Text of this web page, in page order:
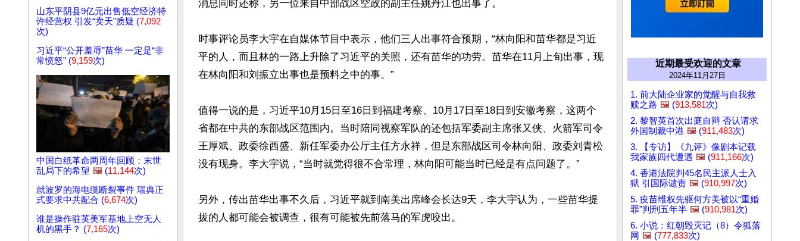
山东平阴县9亿元出售低空经济特
许经营权 引发“卖天”质疑 (7,092
次)
习近平“公开羞辱”苗华 一定是“非
常愤怒” (9,159次)
中国白纸革命两周年回顾：末世
乱局下的希望 🖼️ (11,144次)
就波罗的海电缆断裂事件 瑞典正
式要求中共配合 (6,674次)
谁是操作驻英美军基地上空无人
机的黑手？ (7,165次)
消息同时还称，另一位来自中部战区空政的副主任姚丹江也出事了。
时事评论员李大宇在自媒体节目中表示，他们三人出事符合预期，“林向阳和苗华都是习近
平的人，而且林的一路上升除了习近平的关照，还有苗华的功劳。苗华在11月上旬出事，现
在林向阳和刘振立出事也是预料之中的事。”
值得一说的是，习近平10月15日至16日到福建考察、10月17日至18日到安徽考察，这两个
省都在中共的东部战区范围内。当时陪同视察军队的还包括军委副主席张又侠、火箭军司令
王厚斌、政委徐西盛、新任军委办公厅主任方永祥，但是东部战区司令林向阳、政委刘青松
没有现身。李大宇说，“当时就觉得很不合常理，林向阳可能当时已经是有点问题了。”
另外，传出苗华出事不久后，习近平就到南美出席峰会长达9天，李大宇认为，一些苗华提
拔的人都可能会被调查，很有可能被先前落马的军虎咬出。
近期最受欢迎的文章
2024年11月27日
1. 前大陆企业家的觉醒与自我救
赎之路 🖼️ (913,581次)
2. 黎智英首次出庭自辩 否认请求
外国制裁中港 🖼️ (911,483次)
3. 【专访】《九评》像剧本记载
我家族四代遭遇 🖼️ (911,166次)
4. 香港法院判45名民主派人士入
狱 引国际谴责 🖼️ (910,997次)
5. 疫苗维权先驱何方美被以“重婚
罪”判刑五年半 🖼️ (910,981次)
6. 小说：红朝毁灭记（8）令狐落
网 🖼️ (777,833次)